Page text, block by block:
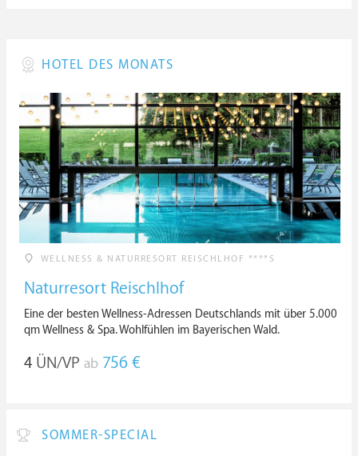
HOTEL DES MONATS
WELLNESS & NATURRESORT REISCHLHOF ****S
Naturresort Reischlhof
Eine der besten Wellness-Adressen Deutschlands mit über 5.000
qm Wellness & Spa. Wohlfühlen im Bayerischen Wald.
4 ÜN/VP ab 756 €
SOMMER-SPECIAL